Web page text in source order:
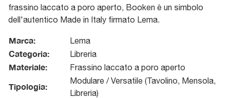
frassino laccato a poro aperto, Booken è un simbolo
dell'autentico Made in Italy firmato Lema.
Marca: Lema
Categoria: Libreria
Materiale: Frassino laccato a poro aperto
Tipologia:
Modulare / Versatile (Tavolino, Mensola,
Libreria)